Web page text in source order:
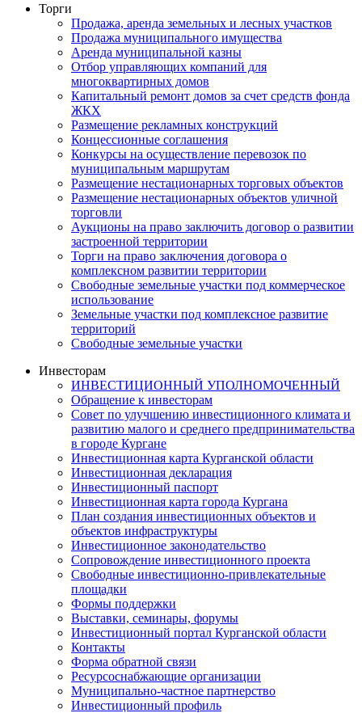
Торги
Продажа, аренда земельных и лесных участков
Продажа муниципального имущества
Аренда муниципальной казны
Отбор управляющих компаний для
многоквартирных домов
Капитальный ремонт домов за счет средств фонда
ЖКХ
Размещение рекламных конструкций
Концессионные соглашения
Конкурсы на осуществление перевозок по
муниципальным маршрутам
Размещение нестационарных торговых объектов
Размещение нестационарных объектов уличной
торговли
Аукционы на право заключить договор о развитии
застроенной территории
Торги на право заключения договора о
комплексном развитии территории
Свободные земельные участки под коммерческое
использование
Земельные участки под комплексное развитие
территорий
Свободные земельные участки
Инвесторам
ИНВЕСТИЦИОННЫЙ УПОЛНОМОЧЕННЫЙ
Обращение к инвесторам
Совет по улучшению инвестиционного климата и
развитию малого и среднего предпринимательства
в городе Кургане
Инвестиционная карта Курганской области
Инвестиционная декларация
Инвестиционный паспорт
Инвестиционная карта города Кургана
План создания инвестиционных объектов и
объектов инфраструктуры
Инвестиционное законодательство
Сопровождение инвестиционного проекта
Свободные инвестиционно-привлекательные
площадки
Формы поддержки
Выставки, семинары, форумы
Инвестиционный портал Курганской области
Контакты
Форма обратной связи
Ресурсоснабжающие организации
Муниципально-частное партнерство
Инвестиционный профиль